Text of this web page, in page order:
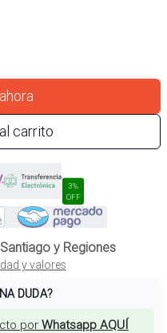
carrito
3%
OFF
Santiago y Regiones
y valores
DUDA?
por Whatsapp AQUÍ